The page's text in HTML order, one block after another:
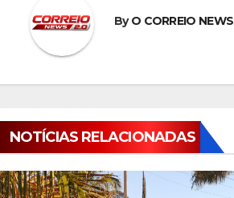
ByO CORREIO NEWS
NOTÍCIAS RELACIONADAS